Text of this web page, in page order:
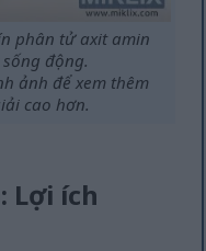
phân tử axit amin
động.
ảnh để xem thêm
cao hơn.
Lợi ích